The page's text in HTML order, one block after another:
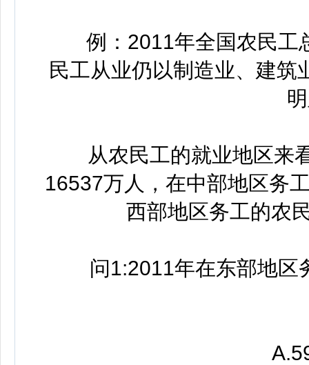
例：2011年全国农民工
民工从业仍以制造业、建筑
从农民工的就业地区来看
16537万人，在中部地区务
西部地区务工的农
问1:2011年在东部地区